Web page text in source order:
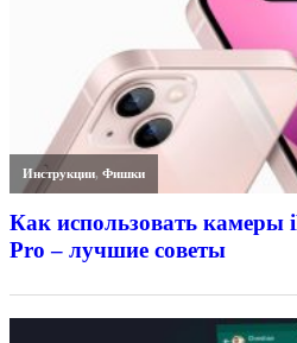
Инструкции,Фишки
Как использовать камеры
Pro – лучшие советы